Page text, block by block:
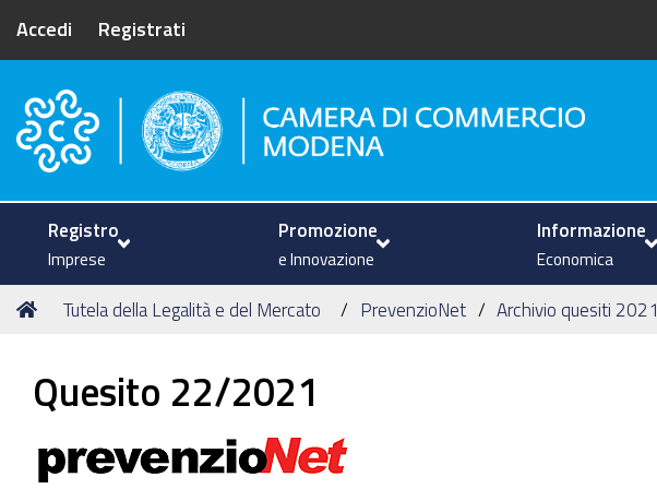
Accedi Registrati
Camera di Commercio di Modena
Registro
Imprese
Promozione
e Innovazione
Informazione
Economica
Tu
Home
Tutela della Legalità e del Mercato PrevenzioNet Archivio quesiti 2021
Quesito 22/2021